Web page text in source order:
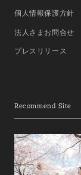
個人情報保護方針
法人さまお問合せ
プレスリリース
Recommend Site